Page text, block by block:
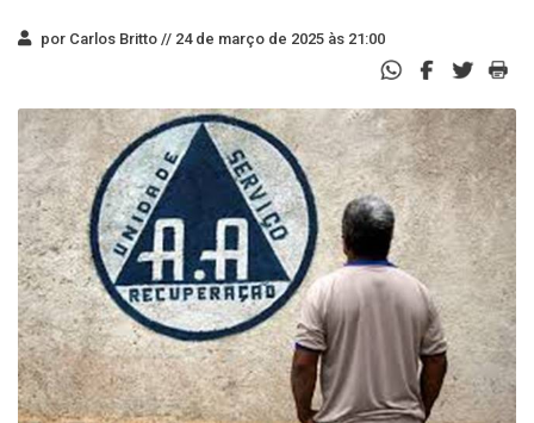
por Carlos Britto // 24 de março de 2025 às 21:00